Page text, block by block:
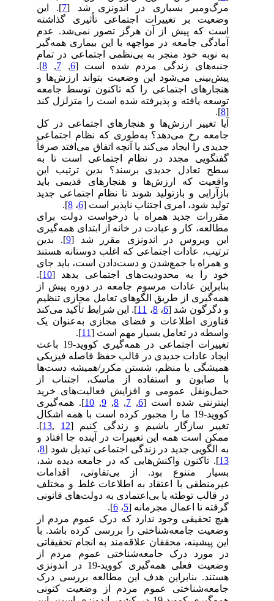
مرگ‌ومیر بسیاری در اندونزی شد [
7]. این
وضعیت بر تغییرات اجتماعی تأثیری گذاشته
است که پیش از آن هرگز تصور نمی‌شد. عدم
آمادگی جامعه در مواجهه با این بیماری همه‌گیر
به نوبه خود منجر به بی‌نظمی اجتماعی در تمام
جنبه‌های زندگی مردم شده است [
6
,
,
8
].
پیش‌بینی می‌شود این وضعیت بتواند ارزش‌ها و
هنجارهای اجتماعی را که تاکنون توسط جامعه
توسعه یافته و پذیرفته شده است را متزلزل کند
8
].
آیا تغییر ارزش‌ها و هنجارهای اجتماعی در کل
جامعه رخ می‌دهد؟ به‌طوری که نظام اجتماعی
جدیدی را ایجاد می‌کند یا آنچه اتفاق می‌افتد صرفاً
گفتگویی مجدد در نظام اجتماعی است تا به
سطح تعادل جدیدی برسند؟ بدین ترتیب این
واقعیت که ارزش‌ها و هنجارهای قدیمی باید
بازآرایی و بازتولید شوند تا نظام اجتماعی جدید
تولید شود، امری اجتناب ناپذیر است [6،8
].
مقررات جدید همراه با درخواست دولت برای
مطالعه، کار و عبادت در خانه از ابتدای همه‌گیری
این ویروس در اندونزی مقرر شد [
9]. بدین
ترتیب، عادات اجتماعی که اغلب دوستانه هستند
و همراه با جمع‌شدن و دست‌دادن است، باید جای
خود را به محدودیت‌های اجتماعی بدهد [
10
].
بنابراین عادات مرسوم جامعه در دوره پیش از
همه‌گیری از طریق الگوهای تعامل مجازی تنظیم
و دگرگون شد [6،8 ،11]. این شرایط تأکید می‌کند
فناوری اطلاعات و فضای مجازی به‌عنوان یک
واسطه در تعامل بسیار مهم است [11
].
تغییرات اجتماعی در همه‌گیری کووید-19 باعث
ایجاد عادات جدیدی در قالب حفظ فاصله فیزیکی
همیشگی یا منظم، شستن مکرر/همیشه دست‌ها
با صابون و استفاده از ماسک، اجتناب از
حمل‌ونقل عمومی و افزایش فعالیت‌های خرید
اینترنتی شده است [ 6
,
7
,
8
,
9
,
10]. همه‌گیری
کووید-19 ما را مجبور کرده است با همه اشکال
تغییر سازگار باشیم و زندگی کنیم [
12
,
13
].
ممکن است همه این تغییرات در آینده جا افتاد و
به الگویی جدید در زندگی اجتماعی تبدیل شود [8،
13]. تاکنون واکنش‌هایی که در جامعه دیده شد،
بسیار متنوع بود. از بی‌تفاوتی، اقدامات
غیرمنطقی با اعتقاد به اطلاعات غلط و مختلف
در قالب توطئه یا بی‌اعتمادی به دولت‌های قانونی
گرفته تا اعمال مجرمانه [5،6
].
هیچ تحقیقی وجود ندارد که درک عموم مردم از
وضعیت جامعه‌شناختی را بررسی کرده باشد. با
این پیشینه، محققان علاقه‌مند به انجام تحقیقاتی
در مورد درک جامعه‌شناختی عموم مردم از
وضعیت فعلی همه‌گیری کووید-19 در اندونزی
هستند. بنابراین هدف این مطالعه بررسی درک
جامعه‌شناختی عموم مردم از وضعیت کنونی